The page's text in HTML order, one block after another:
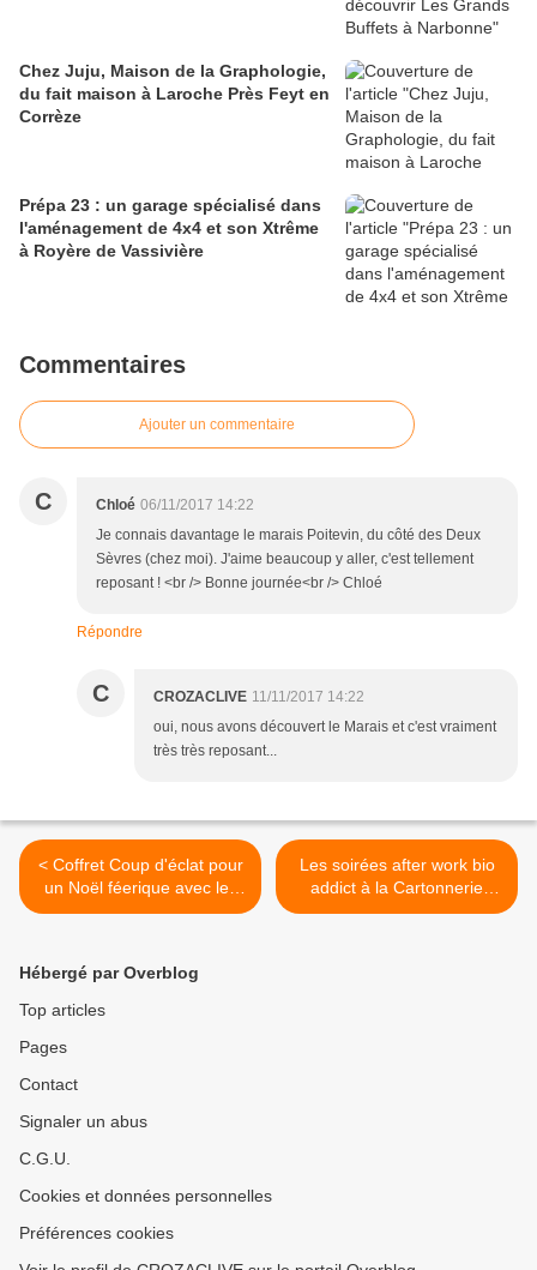
Chez Juju, Maison de la Graphologie,
du fait maison à Laroche Près Feyt en
Corrèze
Prépa 23 : un garage spécialisé dans
l'aménagement de 4x4 et son Xtrême
à Royère de Vassivière
Commentaires
Ajouter un commentaire
C Chloé 06/11/2017 14:22
Je connais davantage le marais Poitevin, du côté des Deux
Sèvres (chez moi). J'aime beaucoup y aller, c'est tellement
reposant ! <br /> Bonne journée<br /> Chloé
Répondre
C CROZACLIVE 11/11/2017 14:22
oui, nous avons découvert le Marais et c'est vraiment
très très reposant...
< Coffret Coup d'éclat pour
un Noël féerique avec les
nouveautés Dr. Hauschka
Les soirées after work bio
addict à la Cartonnerie
(Paris 11ème) >
Hébergé par Overblog
Top articles
Pages
Contact
Signaler un abus
C.G.U.
Cookies et données personnelles
Préférences cookies